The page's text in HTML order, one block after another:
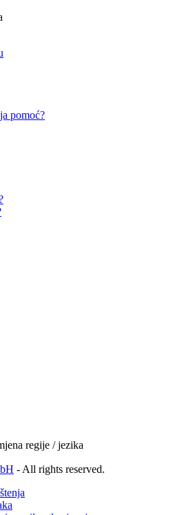
pomoć?
regije / jezika
- All rights reserved.